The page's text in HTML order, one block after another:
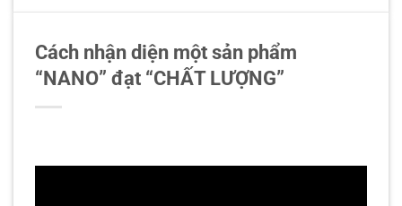
Cách nhận diện một sản phẩm
“NANO” đạt “CHẤT LƯỢNG”